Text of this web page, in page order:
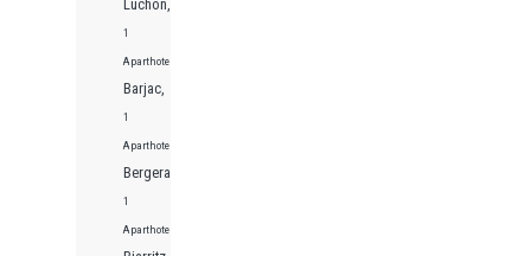
Luchon,
1
Aparthotels
Barjac,
1
Aparthotels
Bergerac,
1
Aparthotels